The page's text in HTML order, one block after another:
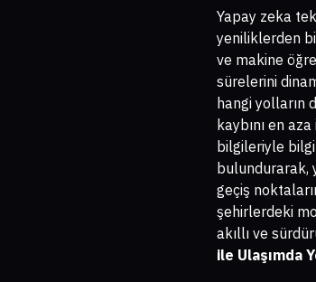
Yapay zeka
yeniliklerden
ve makine
sürelerini
hangi yolların
kaybını en
bilgileriyle
bulundurarak,
geçiş
şehirlerdeki
akıllı ve
ile Ulaşımda